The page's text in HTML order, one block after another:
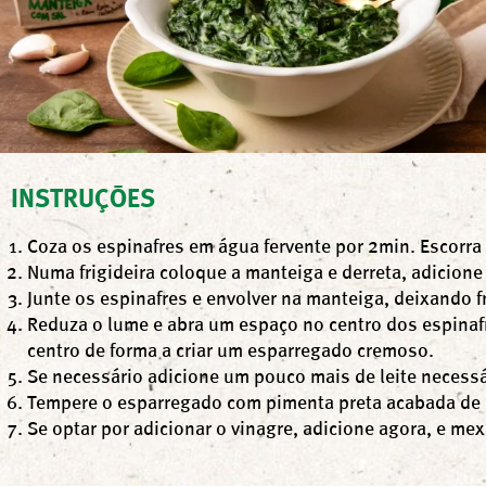
INSTRUÇÕES
Coza os espinafres em água fervente por 2min.
Numa frigideira coloque a manteiga e derreta,
Junte os espinafres e envolver na manteiga, deixando
Reduza o lume e abra um espaço no centro dos
centro de forma a criar um esparregado cremoso.
Se necessário adicione um pouco mais de leite
Tempere o esparregado com pimenta preta acabada
Se optar por adicionar o vinagre, adicione agora, e